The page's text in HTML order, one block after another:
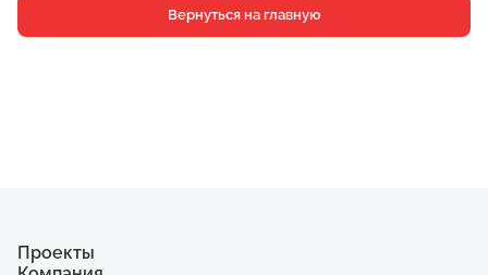
Кладовые
Вернуться на главную
Проекты